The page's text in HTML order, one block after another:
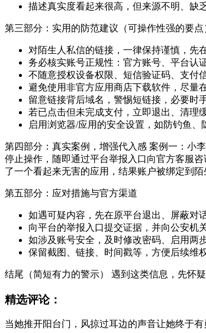
描述真实度看起来很高，但来源不明、缺
第三部分：实用的防范建议（可操作性强的要点
对陌生人私信的链接，一律保持谨慎，先
务必核实账号正规性：官方账号、平台认
不随意授权设备权限、短信验证码、支付
避免使用非官方应用商店下载软件，尽量
留意链接背后域名，警惕短链接，必要时
若已点击但未完成支付，立即退出、清理
启用浏览器/应用的安全设置，如防钓鱼、
第四部分：真实案例，增强代入感 案例一：小
停止操作，随即通过平台举报入口向官方客服
了一个看起来无害的应用，结果账户被绑定到
第五部分：应对措施与官方渠道
如遇可疑内容，先在原平台退出、屏蔽对
向平台的举报入口提交证据，并向公安机
如涉及账号安全，及时修改密码、启用两
保留截图、链接、时间戳等，方便后续维
结尾（简短有力的警示） 遇到这类信息，先怀
精选评论：
当她推开阳台门，风掠过耳边的声音让她终于